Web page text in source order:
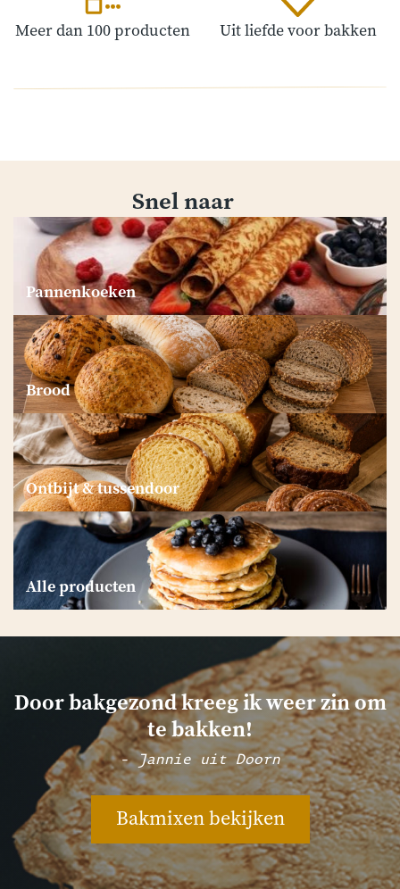
Meer dan 100 producten Uit liefde voor bakken
Snel naar
Pannenkoeken
Brood
Ontbijt & tussendoor
Alle producten
Door bakgezond kreeg ik weer zin om
te bakken!
- Jannie uit Doorn
Bakmixen bekijken